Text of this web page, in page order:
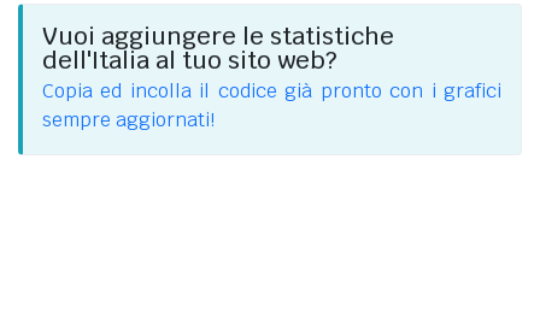
Vuoi aggiungere le statistiche
dell'Italia al tuo sito web?
Copia ed incolla il codice già pronto con i grafici
sempre aggiornati!